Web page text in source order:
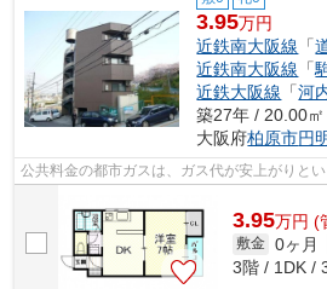
3.95万円
近鉄南大阪線 「
近鉄南大阪線 「
近鉄大阪線 「河
築27年 / 20.00
大阪府柏原市円
公共料金の都市ガスは、ガス代が安上がりとい
3.95万円 (
敷金 0ヶ月
3階 / 1DK /